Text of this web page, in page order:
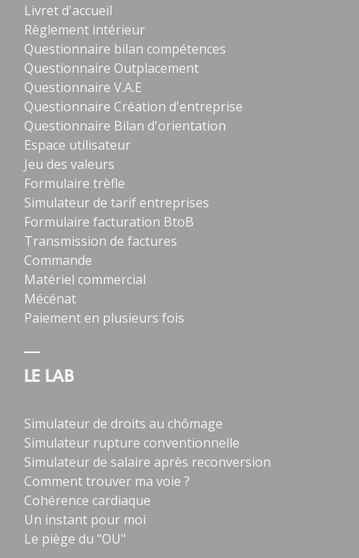
Livret d'accueil
Règlement intérieur
Questionnaire bilan compétences
Questionnaire Outplacement
Questionnaire V.A.E
Questionnaire Création d'entreprise
Questionnaire Bilan d'orientation
Espace utilisateur
Jeu des valeurs
Formulaire trèfle
Simulateur de tarif entreprises
Formulaire facturation BtoB
Transmission de factures
Commande
Matériel commercial
Mécénat
Paiement en plusieurs fois
LE LAB
Simulateur de droits au chômage
Simulateur rupture conventionnelle
Simulateur de salaire après reconversion
Comment trouver ma voie ?
Cohérence cardiaque
Un instant pour moi
Le piège du "OU"